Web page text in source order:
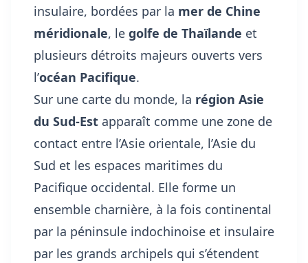
insulaire, bordées par la mer de Chine
méridionale, le golfe de Thaïlande et
plusieurs détroits majeurs ouverts vers
l’océan Pacifique.
Sur une carte du monde, la région Asie
du Sud-Est apparaît comme une zone de
contact entre l’Asie orientale, l’Asie du
Sud et les espaces maritimes du
Pacifique occidental. Elle forme un
ensemble charnière, à la fois continental
par la péninsule indochinoise et insulaire
par les grands archipels qui s’étendent